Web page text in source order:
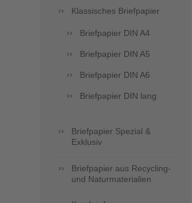
Klassisches Briefpapier
Briefpapier DIN A4
Briefpapier DIN A5
Briefpapier DIN A6
Briefpapier DIN lang
Briefpapier Spezial &
Exklusiv
Briefpapier aus Recycling-
und Naturmaterialien